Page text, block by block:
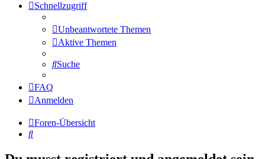
Schnellzugriff
Unbeantwortete Themen
Aktive Themen
Suche
FAQ
Anmelden
Foren-Übersicht
Suche